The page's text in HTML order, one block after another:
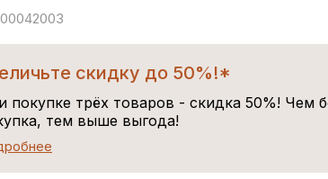
скидку до 50%!*
покупке трёх товаров - скидка 50%! Чем
тем выше выгода!